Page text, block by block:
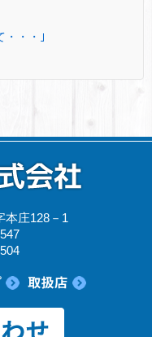
・・・｣
本庄128－1